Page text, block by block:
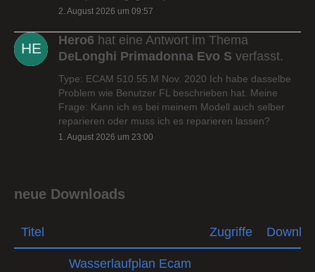
2. August 2026 um 09:57
Hero6 hat eine Antwort im Thema
DeLonghi Primadonna Evo S verfasst.
Type: ECAM 510.55.M Nov. 2020 Ich habe dasselbe
Problem wie Benutzer FL beschrieben hat. Meine
Frage: Kann ich es bei meinem Modell auch selber
reparieren oder muss ich es reparieren lassen?
1. August 2026 um 23:00
neue Downloads
Titel Zugriffe
Wasserlaufplan Ecam